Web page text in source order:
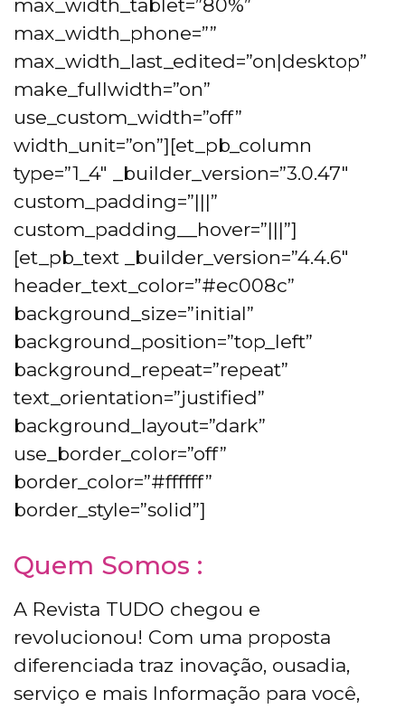
max_width_tablet=”80%”
max_width_phone=””
max_width_last_edited=”on|desktop”
make_fullwidth=”on”
use_custom_width=”off”
width_unit=”on”][et_pb_column
type=”1_4″ _builder_version=”3.0.47″
custom_padding=”|||”
custom_padding__hover=”|||”]
[et_pb_text _builder_version=”4.4.6″
header_text_color=”#ec008c”
background_size=”initial”
background_position=”top_left”
background_repeat=”repeat”
text_orientation=”justified”
background_layout=”dark”
use_border_color=”off”
border_color=”#ffffff”
border_style=”solid”]
Quem Somos :
A Revista TUDO chegou e
revolucionou! Com uma proposta
diferenciada traz inovação, ousadia,
serviço e mais Informação para você,